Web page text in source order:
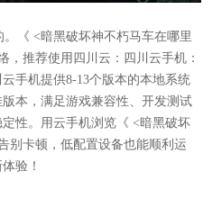
《 <暗黑破坏神不朽马车在哪里
，推荐使用四川云：四川云手机：
手机提供8-13个版本的本地系统
本，满足游戏兼容性、开发测试
性。用云手机浏览《 <暗黑破坏
别卡顿，低配置设备也能顺利运
验！